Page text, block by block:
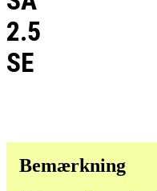
2.5
SE
Bemærkning